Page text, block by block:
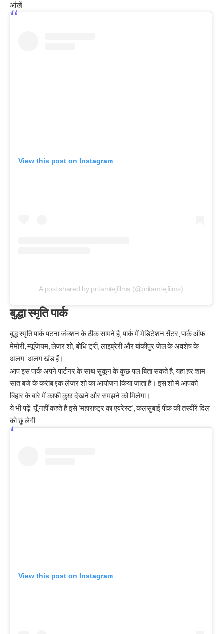
आंखें
View this post on Instagram
A post shared by pritamtejfilms (@pritamtejfilms)
बुद्धा स्मृति पार्क
बुद्ध स्मृति पार्क पटना जंक्शन के ठीक सामने है, पार्क में मेडिटेशन सेंटर, पार्क ऑफ
मेमोरी, म्यूजियम, लेजर शो, बोधि ट्री, लाइब्रेरी और बांकीपुर जेल के अवशेष के
अलग-अलग खंड हैं।
आप इस पार्क अपने पार्टनर के साथ सुकून के कुछ पल बिता सकते है, यहां हर शाम
सात बजे के करीब एक लेजर शो का आयोजन किया जाता है। इस शो में आपको
बिहार के बारे में काफी कुछ देखने और समझने को मिलेगा।
ये भी पढ़ें:यूँ नहीं कहते है इसे ‘महाराष्ट्र का एवरेस्ट’, कलसुबाई पीक की तस्वीरें दिल
को छू लेगी
View this post on Instagram